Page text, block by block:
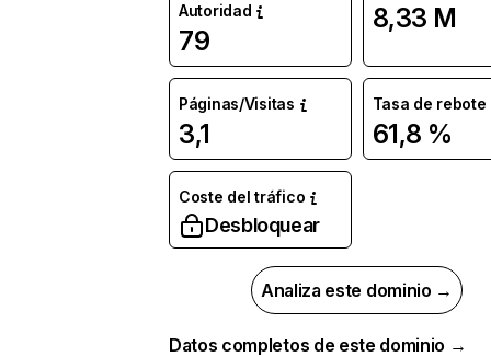
Autoridad
79
8,33 M
Páginas/Visitas
3,1
Tasa de rebote
61,8 %
Coste del tráfico
Desbloquear
Analiza este dominio →
Datos completos de este dominio →